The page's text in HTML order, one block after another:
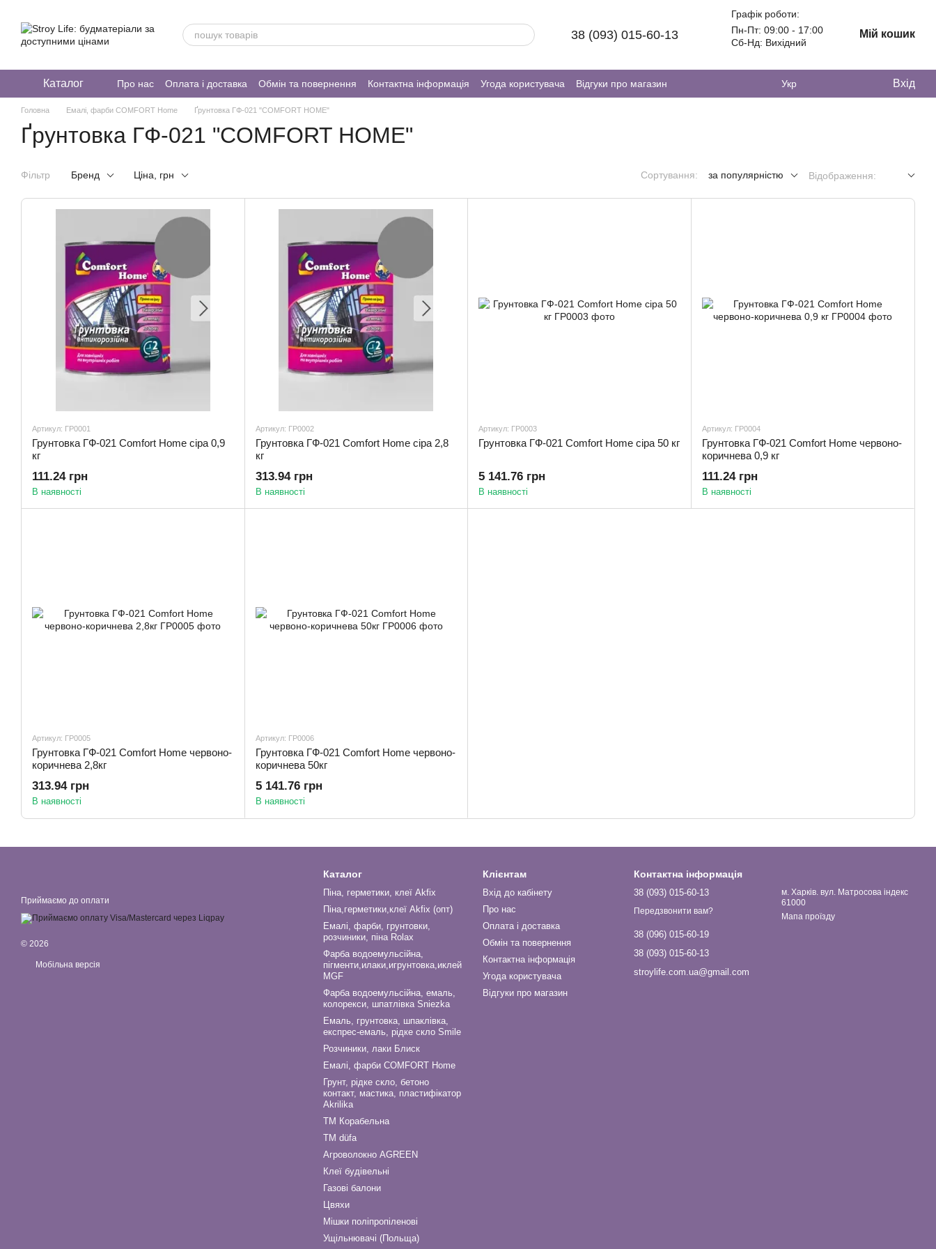
38 (093) 015-60-13
Графік роботи:
Пн-Пт: 09:00 - 17:00
Сб-Нд: Вихідний
Мій кошик
Каталог Про нас Оплата і доставка Обмін та повернення Контактна інформація Угода користувача Відгуки про магазин Укр Вхід
Головна Емалі, фарби COMFORT Home Ґрунтовка ГФ-021 "COMFORT HOME"
Ґрунтовка ГФ-021 "COMFORT HOME"
Фільтр Бренд Ціна, грн Сортування: за популярністю Відображення:
Артикул: ГР0001
Грунтовка ГФ-021 Comfort Home сіра 0,9
кг
111.24 грн
В наявності
Артикул: ГР0002
Грунтовка ГФ-021 Comfort Home сіра 2,8
кг
313.94 грн
В наявності
Артикул: ГР0003
Грунтовка ГФ-021 Comfort Home сіра 50 кг
5 141.76 грн
В наявності
Артикул: ГР0004
Грунтовка ГФ-021 Comfort Home червоно-
коричнева 0,9 кг
111.24 грн
В наявності
Артикул: ГР0005
Грунтовка ГФ-021 Comfort Home червоно-
коричнева 2,8кг
313.94 грн
В наявності
Артикул: ГР0006
Грунтовка ГФ-021 Comfort Home червоно-
коричнева 50кг
5 141.76 грн
В наявності
Приймаємо до оплати
© 2026
Мобільна версія
Каталог
Піна, герметики, клеї Akfix
Піна,герметики,клеї Akfix (опт)
Емалі, фарби, грунтовки,
розчиники, піна Rolax
Фарба водоемульсійна,
пігменти,илаки,игрунтовка,иклей
MGF
Фарба водоемульсійна, емаль,
колорекси, шпатлівка Sniezka
Емаль, грунтовка, шпаклівка,
експрес-емаль, рідке скло Smile
Розчиники, лаки Блиск
Емалі, фарби COMFORT Home
Грунт, рідке скло, бетоно
контакт, мастика, пластифікатор
Akrilika
ТМ Корабельна
ТМ düfa
Агроволокно AGREEN
Клеї будівельні
Газові балони
Цвяхи
Мішки поліпропіленові
Ущільнювачі (Польща)
Клієнтам
Вхід до кабінету
Про нас
Оплата і доставка
Обмін та повернення
Контактна інформація
Угода користувача
Відгуки про магазин
Контактна інформація
38 (093) 015-60-13
Передзвонити вам?
38 (096) 015-60-19
38 (093) 015-60-13
stroylife.com.ua@gmail.com
м. Харків. вул. Матросова індекс
61000
Мапа проїзду